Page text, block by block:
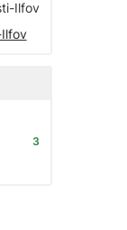
Ilfov
3